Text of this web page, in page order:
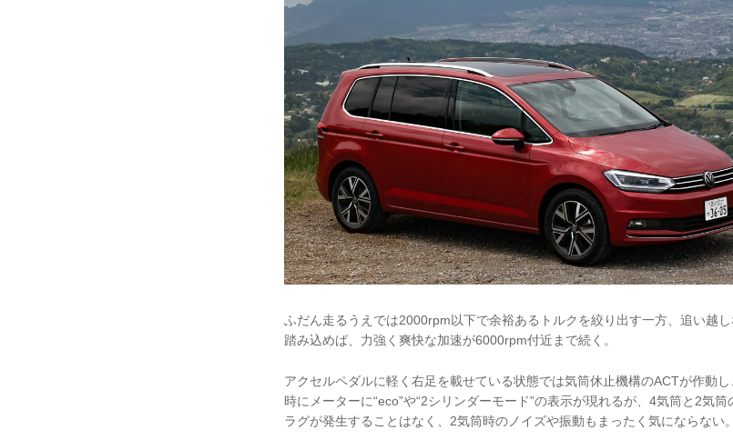
ふだん走るうえでは2000rpm以下で余裕あるトルクを絞り出す一方、追い越
踏み込めば、力強く爽快な加速が6000rpm付近まで続く。
アクセルペダルに軽く右足を載せている状態では気筒休止機構のACTが作動
時にメーターに“eco”や“2シリンダーモード”の表示が現れるが、4気筒と2気
ラグが発生することはなく、2気筒時のノイズや振動もまったく気にならない。